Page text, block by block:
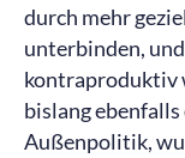
durch mehr
unterbinden,
kontraproduktiv
bislang
Außenpolitik,